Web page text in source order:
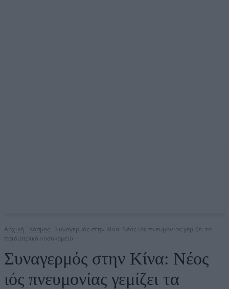
Αρχική Κόσμος
Συναγερμός στην Κίνα: Νέος ιός πνευμονίας γεμίζει τα
παιδιατρικά νοσοκομεία
Συναγερμός στην Κίνα: Νέος
ιός πνευμονίας γεμίζει τα